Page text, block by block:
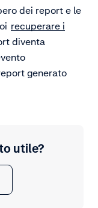
dei report e le
recuperare i
diventa
generato
utile?